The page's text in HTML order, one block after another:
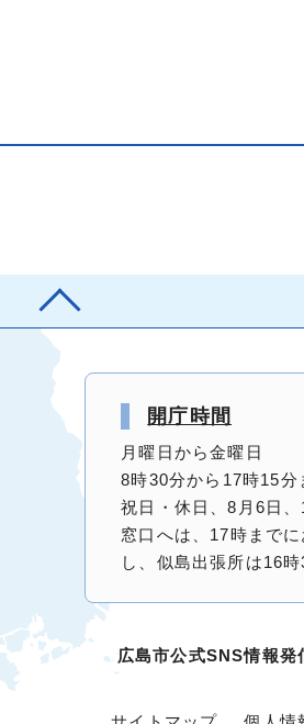
開庁時間
月曜日から金曜日
8時30分から17時15分
祝日・休日、8月6日
窓口へは、17時まで
し、似島出張所は16時
広島市公式SNS情報発